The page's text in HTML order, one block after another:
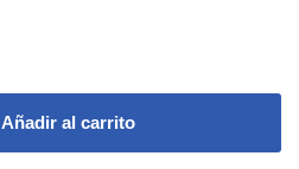
Añadir al carrito